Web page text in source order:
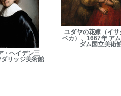
・ヘイデン三
リッジ美術館
ユダヤの花嫁（イサ
ベカ）、1667年 ア
ダム国立美術